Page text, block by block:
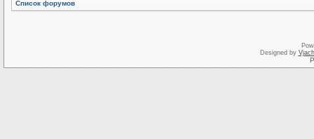
Список форумов
Designed by